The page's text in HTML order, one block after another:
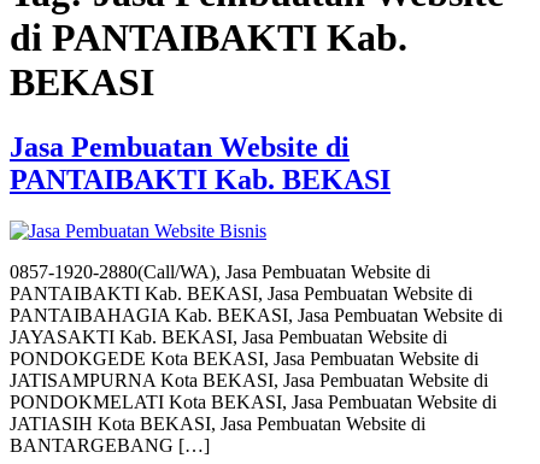
di PANTAIBAKTI Kab.
BEKASI
Jasa Pembuatan Website di
PANTAIBAKTI Kab. BEKASI
0857-1920-2880(Call/WA), Jasa Pembuatan Website di
PANTAIBAKTI Kab. BEKASI, Jasa Pembuatan Website di
PANTAIBAHAGIA Kab. BEKASI, Jasa Pembuatan Website di
JAYASAKTI Kab. BEKASI, Jasa Pembuatan Website di
PONDOKGEDE Kota BEKASI, Jasa Pembuatan Website di
JATISAMPURNA Kota BEKASI, Jasa Pembuatan Website di
PONDOKMELATI Kota BEKASI, Jasa Pembuatan Website di
JATIASIH Kota BEKASI, Jasa Pembuatan Website di
BANTARGEBANG […]